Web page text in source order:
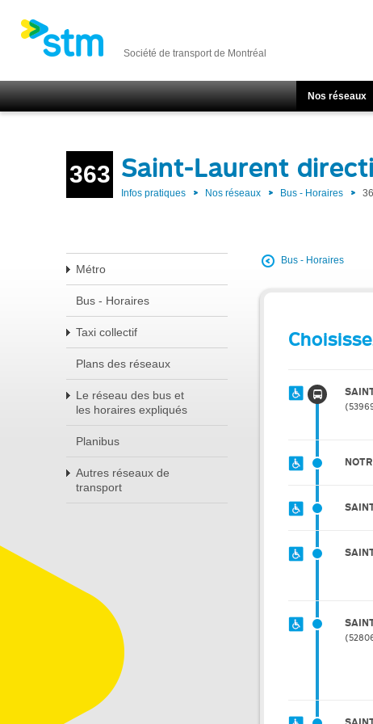
Société de transport de Montréal
Nos réseaux
363 Saint-Laurent
Infos pratiques Nos réseaux Bus - Horaires
Métro
Bus - Horaires
Taxi collectif
Plans des réseaux
Le réseau des bus et
les horaires expliqués
Planibus
Autres réseaux de
transport
Bus - Horaires